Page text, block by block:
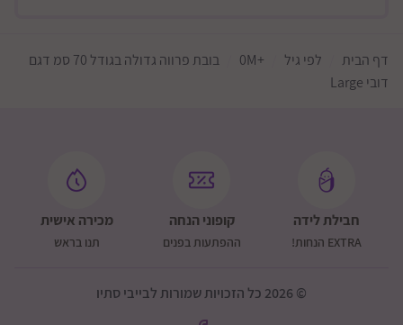
דף הבית לפי גיל +0M
בובת פרווה גדולה בגודל 70 סמ דגם
דובי Large
חבילת לידה
EXTRA הנחות!
קופוני הנחה
ההפתעות בפנים
מכירה אישית
תנו בראש
© 2026 כל הזכויות שמורות לבייבי סתיו